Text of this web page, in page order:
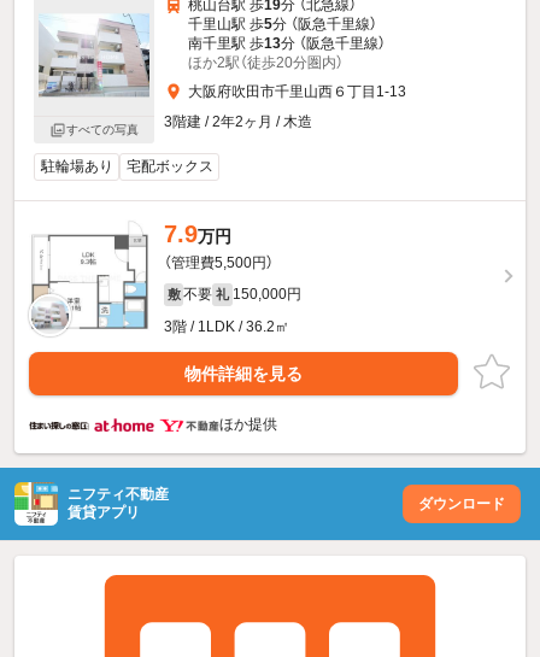
すべての写真
桃山台駅 歩19分 （北急線）
千里山駅 歩5分 （阪急千里線）
南千里駅 歩13分 （阪急千里線）
ほか2駅（徒歩20分圏内）
大阪府吹田市千里山西６丁目1-13
3階建 / 2年2ヶ月 / 木造
駐輪場あり 宅配ボックス
7.9万円
（管理費5,500円）
敷 不要 礼 150,000円
3階 / 1LDK / 36.2㎡
物件詳細を見る
ほか提供
ニフティ不動産
賃貸アプリ
ダウンロード